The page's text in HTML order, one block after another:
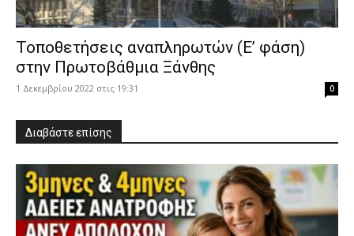
Τοποθετήσεις αναπληρωτών (Ε’ φάση)
στην Πρωτοβάθμια Ξάνθης
1 Δεκεμβρίου 2022 στις 19:31 0
Διαβάστε επίσης